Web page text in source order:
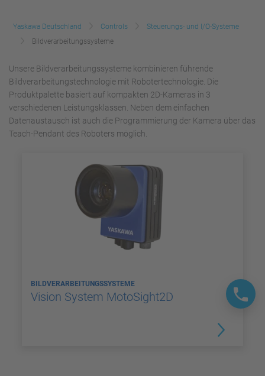
Yaskawa Deutschland Controls
Steuerungs- und I/O-Systeme
Bildverarbeitungssysteme
Unsere Bildverarbeitungssysteme kombinieren führende
Bildverarbeitungstechnologie mit Robotertechnologie. Die
Produktpalette basiert auf kompakten 2D-Kameras in 3
verschiedenen Leistungsklassen. Neben dem einfachen
Datenaustausch ist auch die Programmierung der Kamera über das
Teach-Pendant des Roboters möglich.
BILDVERARBEITUNGSSYSTEME
Vision System MotoSight2D